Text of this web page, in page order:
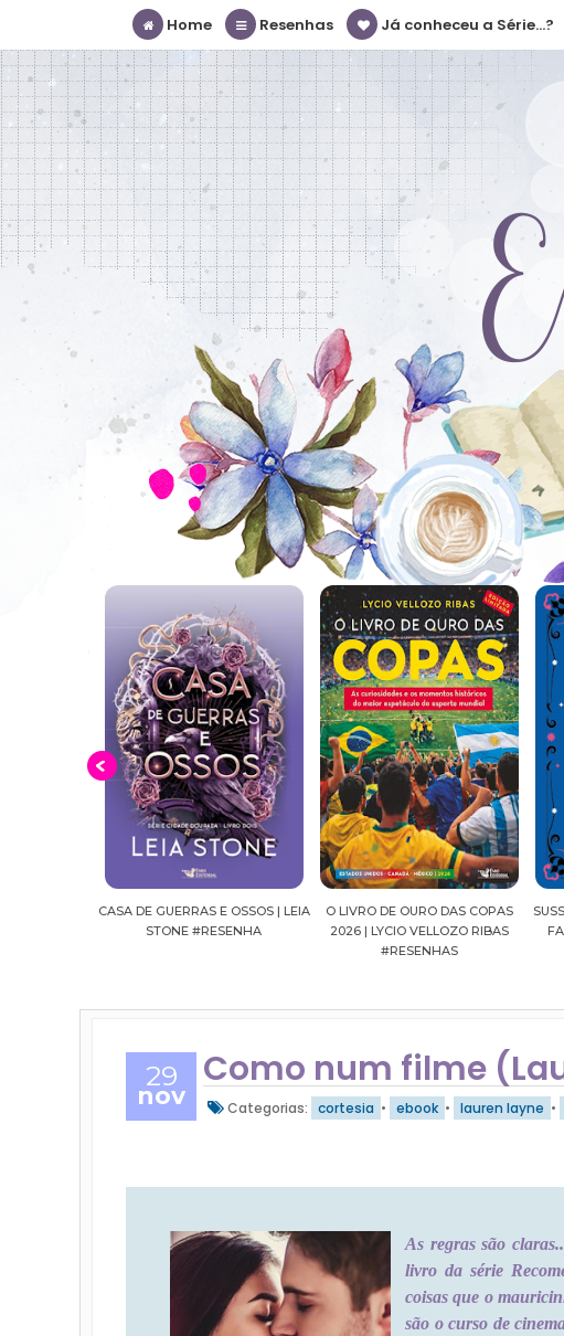
Home Resenhas Já conheceu a Série...?
O LIVRO DE OURO DAS COPAS
2026 | LYCIO VELLOZO RIBAS
SUSSURROS AO LUAR | SHADOW
FALLS, VOL.04 | C.C.HUNTER
#RESENHA
29
nov
Como num filme
Categorias: cortesia • ebook • lauren layne •
As regras são
livro da série
coisas que o
são o curso de